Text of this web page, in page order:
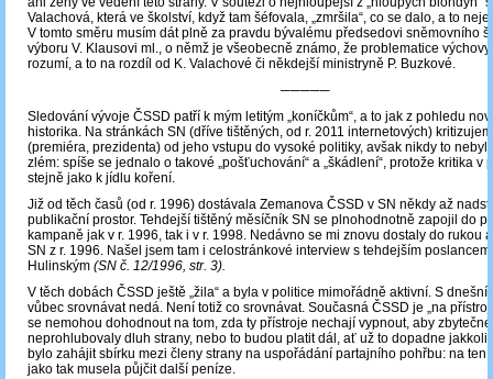
Valachová, která ve školství, když tam šéfovala, „zmršila“, co se dalo, a to
V tomto směru musím dát plně za pravdu bývalému předsedovi sněmovního
výboru V. Klausovi ml., o němž je všeobecně známo, že problematice
rozumí, a to na rozdíl od K. Valachové či někdejší ministryně P. Buzkové.
─────
Sledování vývoje ČSSD patří k mým letitým „koníčkům“, a to jak z pohledu
historika. Na stránkách SN (dříve tištěných, od r. 2011 internetových)
(premiéra, prezidenta) od jeho vstupu do vysoké politiky, avšak nikdy to
zlém: spíše se jednalo o takové „pošťuchování“ a „škádlení“, protože kritika v
stejně jako k jídlu koření.
Již od těch časů (od r. 1996) dostávala Zemanova ČSSD v SN někdy až
publikační prostor. Tehdejší tištěný měsíčník SN se plnohodnotně zapojil do
kampaně jak v r. 1996, tak i v r. 1998. Nedávno se mi znovu dostaly do rukou
SN z r. 1996. Našel jsem tam i celostránkové interview s tehdejším poslancem
Hulinským (SN č. 12/1996, str. 3).
V těch dobách ČSSD ještě „žila“ a byla v politice mimořádně aktivní. S dnešní
vůbec srovnávat nedá. Není totiž co srovnávat. Současná ČSSD je „na
se nemohou dohodnout na tom, zda ty přístroje nechají vypnout, aby
neprohlubovaly dluh strany, nebo to budou platit dál, ať už to dopadne
bylo zahájit sbírku mezi členy strany na uspořádání partajního pohřbu: na ten
jako tak musela půjčit další peníze.